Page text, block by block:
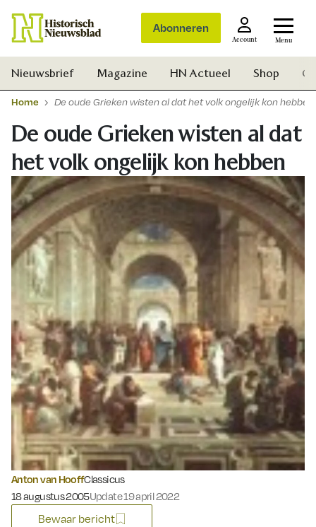
Abonneren
Account Menu
Zoek
Nieuwsbrief Magazine HN Actueel Shop
Home De oude Grieken wisten al dat het volk ongelijk kon hebben
De oude Grieken wisten al dat
het volk ongelijk kon hebben
Anton van HooffClassicus
Gepubliceerd op:
18 augustus 2005Update 19 april 2022
Bewaar bericht